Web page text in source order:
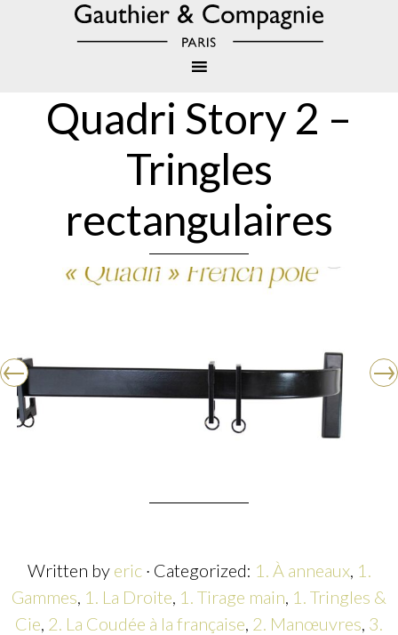
Quadri Story 2 –
Tringles
rectangulaires
Written by eric · Categorized: 1. À anneaux, 1.
Gammes 1. La Droite 1. Tirage main 1. Tringles &
Cie 2. La Coudée à la française 2. Manœuvres 3.